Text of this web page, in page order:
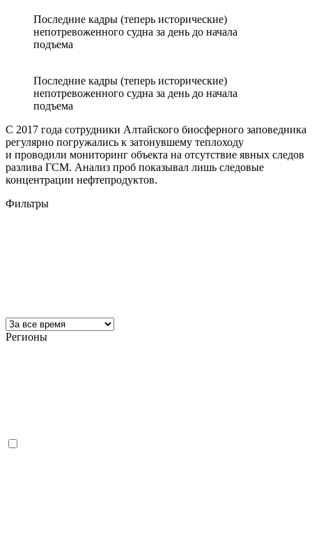
Последние кадры (теперь исторические)
непотревоженного судна за день до начала
подъема
Последние кадры (теперь исторические)
непотревоженного судна за день до начала
подъема
С 2017 года сотрудники Алтайского биосферного заповедника
регулярно погружались к затонувшему теплоходу
и проводили мониторинг объекта на отсутствие явных следов
разлива ГСМ. Анализ проб показывал лишь следовые
концентрации нефтепродуктов.
Фильтры
Регионы